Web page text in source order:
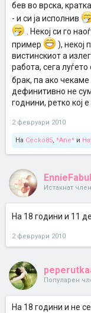
бев во врска,
- и си ја исполнив
. Некој си го
пример
), некој
вистинскиот а
работа, сега
брак, па ако чекаме
дефинитивно не
годнини, ретко кој
2 февруари 2010
На Cecko85, *Ane* и
Истакнат член
На 18 години и 11
2 февруари 2010
Популарен
На 18 години и не